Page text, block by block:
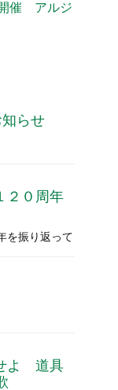
催 アルジ
らせ
２０周年
を振り返って
よ 道具